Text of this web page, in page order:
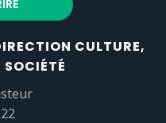
CULTURE,
SOCIÉTÉ